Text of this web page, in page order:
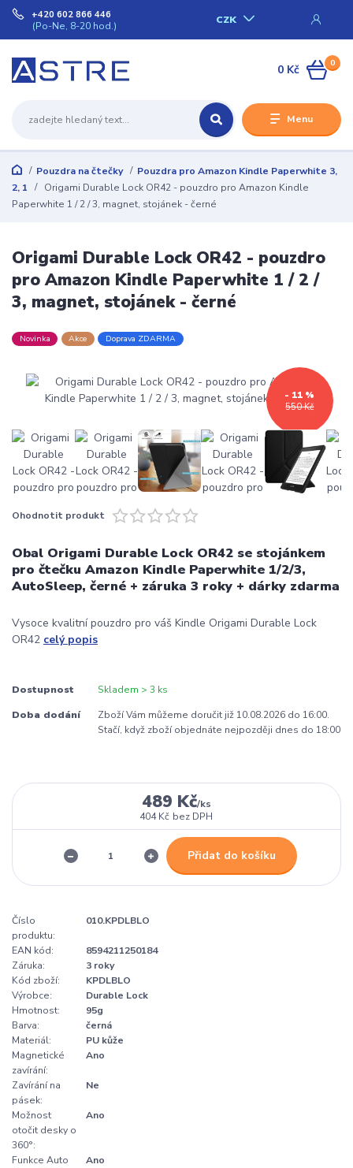
Menu
CZK
+420 602 866 446
(Po-Ne, 8-20 hod.)
0
0 Kč
Pouzdra na čtečky
Pouzdra pro Amazon Kindle Paperwhite 3,
2, 1
Origami Durable Lock OR42 - pouzdro pro Amazon Kindle
Paperwhite 1 / 2 / 3, magnet, stojánek - černé
Origami Durable Lock OR42 - pouzdro
pro Amazon Kindle Paperwhite 1 / 2 /
3, magnet, stojánek - černé
Novinka Akce Doprava ZDARMA
550 Kč
- 11 %
Ohodnotit produkt
Obal Origami Durable Lock OR42 se stojánkem
pro čtečku Amazon Kindle Paperwhite 1/2/3,
AutoSleep, černé + záruka 3 roky + dárky zdarma
Vysoce kvalitní pouzdro pro váš Kindle Origami Durable Lock
OR42 celý popis
Dostupnost Skladem > 3 ks
Doba dodání
Zboží Vám můžeme doručit již 10.08.2026 do 16:00.
Stačí, když zboží objednáte nejpozději dnes do 18:00
489 Kč/ks
404 Kč bez DPH
Přidat do košíku
Číslo
produktu:
010.KPDLBLO
EAN kód:
8594211250184
Záruka:
3 roky
Kód zboží:
KPDLBLO
Výrobce:
Durable Lock
Hmotnost:
95g
Barva:
černá
Materiál:
PU kůže
Magnetické
zavírání:
Ano
Zavírání na
pásek:
Ne
Možnost
otočit desky o
360°:
Ano
Funkce Auto
Ano